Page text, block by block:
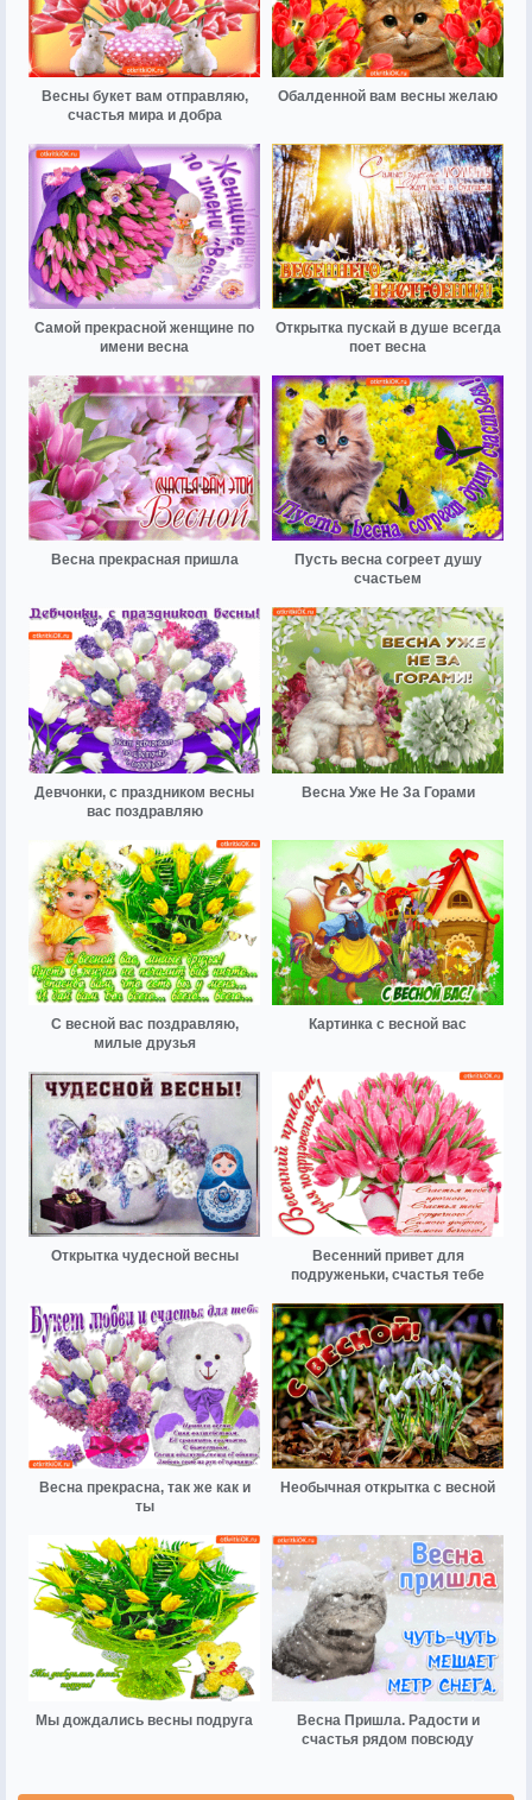
Весны букет вам отправляю,
счастья мира и добра
Обалденной вам весны желаю
Самой прекрасной женщине по
имени весна
Открытка пускай в душе всегда
поет весна
Весна прекрасная пришла
Пусть весна согреет душу
счастьем
Девчонки, с праздником весны
вас поздравляю
Весна Уже Не За Горами
С весной вас поздравляю,
милые друзья
Картинка с весной вас
Открытка чудесной весны
Весенний привет для
подруженьки, счастья тебе
Весна прекрасна, так же как и
ты
Необычная открытка с весной
Мы дождались весны подруга
Весна Пришла. Радости и
счастья рядом повсюду